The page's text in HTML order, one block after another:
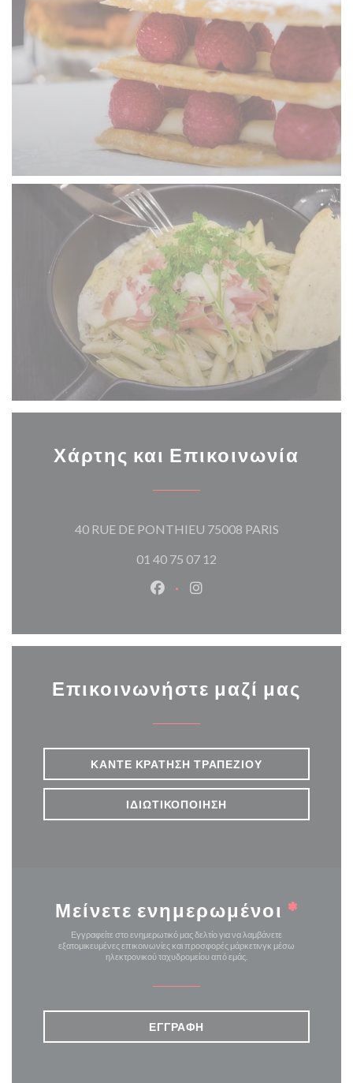
Χάρτης και Επικοινωνία
40 RUE DE PONTHIEU 75008 PARIS((ανοίγει σε
01 40 75 07 12
Facebook ((ανοίγει σε νέο
Επικοινωνήστε μαζί μας
ΚΆΝΤΕ ΚΡΆΤΗΣΗ ΤΡΑΠΕΖΙΟΎ
ΙΔΙΩΤΙΚΟΠΟΊΗΣΗ
Μείνετε ενημερωμένοι *
Εγγραφείτε στο ενημερωτικό μας δελτίο για να λαμβάνετε
εξατομικευμένες επικοινωνίες και προσφορές μάρκετινγκ μέσω
ηλεκτρονικού ταχυδρομείου από εμάς.
ΕΓΓΡΑΦΉ